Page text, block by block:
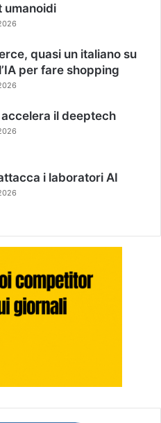
umanoidi
quasi un italiano su
per fare shopping
accelera il deeptech
i laboratori AI